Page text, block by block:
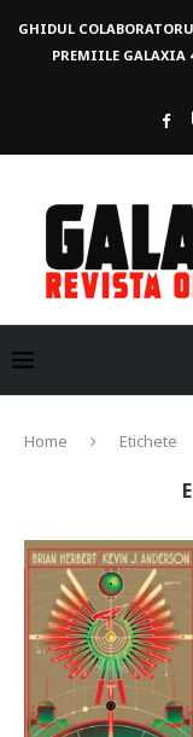
GHIDUL
PREMIILE GALAXIA
Home Etichete